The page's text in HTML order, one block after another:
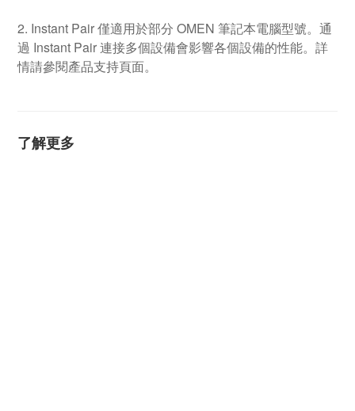
2. Instant Pair 僅適用於部分 OMEN 筆記本電腦型號。通
過 Instant Pair 連接多個設備會影響各個設備的性能。詳
情請參閱產品支持頁面。
了解更多